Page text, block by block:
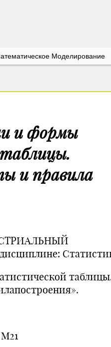
Моделирование
и формы
и правила